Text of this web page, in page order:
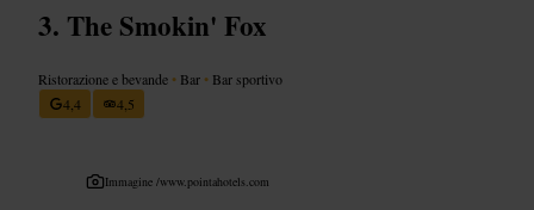
The Smokin' Fox
Ristorazione e bevande • Bar • Bar sportivo
4,4
4,5
Immagine /www.pointahotels.com